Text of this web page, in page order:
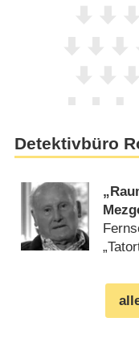
Detektivbüro